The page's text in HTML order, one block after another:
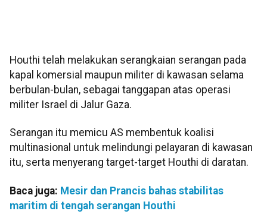
Houthi telah melakukan serangkaian serangan pada
kapal komersial maupun militer di kawasan selama
berbulan-bulan, sebagai tanggapan atas operasi
militer Israel di Jalur Gaza.
Serangan itu memicu AS membentuk koalisi
multinasional untuk melindungi pelayaran di kawasan
itu, serta menyerang target-target Houthi di daratan.
Baca juga: Mesir dan Prancis bahas stabilitas
maritim di tengah serangan Houthi